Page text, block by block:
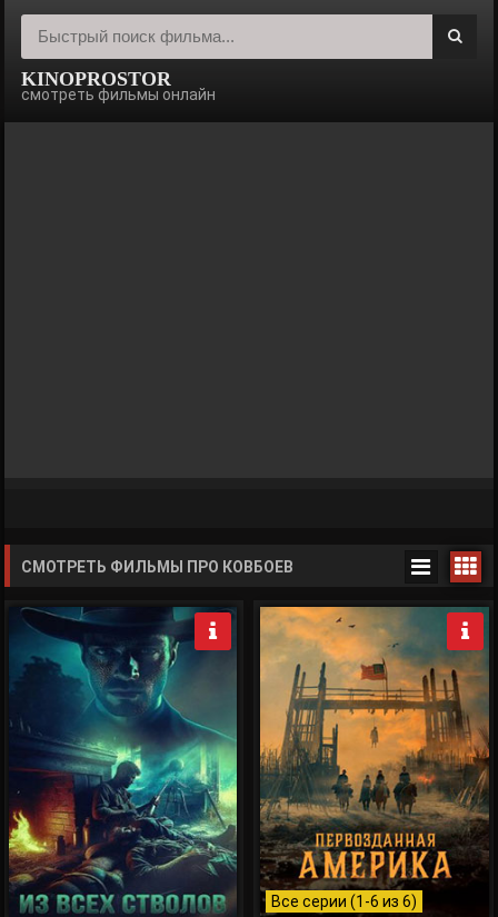
KINOPROSTOR
смотреть фильмы онлайн
СМОТРЕТЬ ФИЛЬМЫ ПРО КОВБОЕВ
Все серии (1-6 из 6)